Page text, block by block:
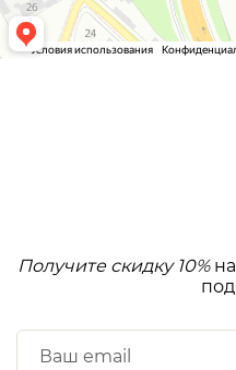
Получите скидку 10%на